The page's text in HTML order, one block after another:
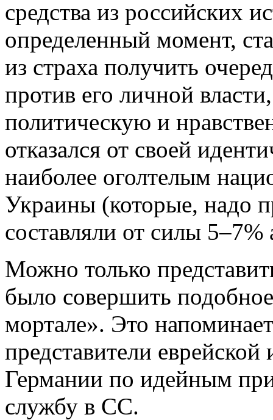
средства из российских
определенный момент,
из страха получить
против его личной
политическую и
отказался от своей
наиболее оголтелым
Украины (которые, надо
составляли от силы 5–7%
Можно только
было совершить
мортале». Это
представители
Германии по идейным
службу в СС.